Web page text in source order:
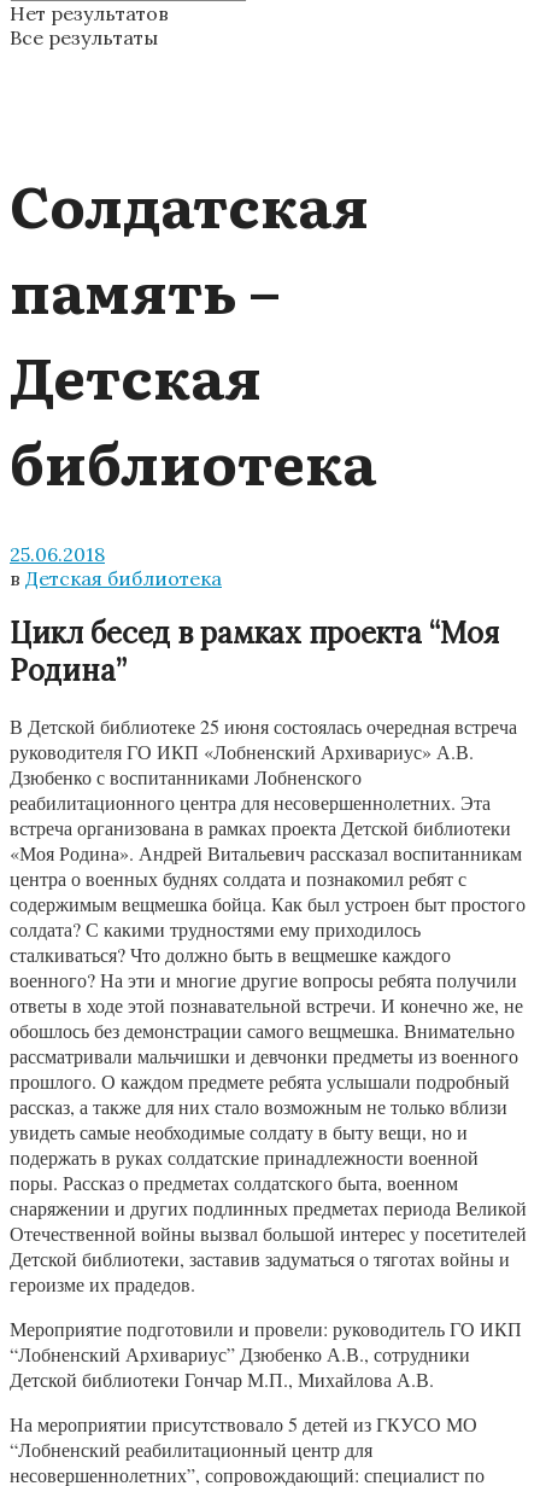
Нет результатов
Все результаты
Солдатская
память –
Детская
библиотека
25.06.2018
в Детская библиотека
Цикл бесед в рамках проекта “Моя
Родина”
В Детской библиотеке 25 июня состоялась очередная встреча
руководителя ГО ИКП «Лобненский Архивариус» А.В.
Дзюбенко с воспитанниками Лобненского
реабилитационного центра для несовершеннолетних. Эта
встреча организована в рамках проекта Детской библиотеки
«Моя Родина». Андрей Витальевич рассказал воспитанникам
центра о военных буднях солдата и познакомил ребят с
содержимым вещмешка бойца. Как был устроен быт простого
солдата? С какими трудностями ему приходилось
сталкиваться? Что должно быть в вещмешке каждого
военного? На эти и многие другие вопросы ребята получили
ответы в ходе этой познавательной встречи. И конечно же, не
обошлось без демонстрации самого вещмешка. Внимательно
рассматривали мальчишки и девчонки предметы из военного
прошлого. О каждом предмете ребята услышали подробный
рассказ, а также для них стало возможным не только вблизи
увидеть самые необходимые солдату в быту вещи, но и
подержать в руках солдатские принадлежности военной
поры. Рассказ о предметах солдатского быта, военном
снаряжении и других подлинных предметах периода Великой
Отечественной войны вызвал большой интерес у посетителей
Детской библиотеки, заставив задуматься о тяготах войны и
героизме их прадедов.
Мероприятие подготовили и провели: руководитель ГО ИКП
“Лобненский Архивариус” Дзюбенко А.В., сотрудники
Детской библиотеки Гончар М.П., Михайлова А.В.
На мероприятии присутствовало 5 детей из ГКУСО МО
“Лобненский реабилитационный центр для
несовершеннолетних”, сопровождающий: специалист по